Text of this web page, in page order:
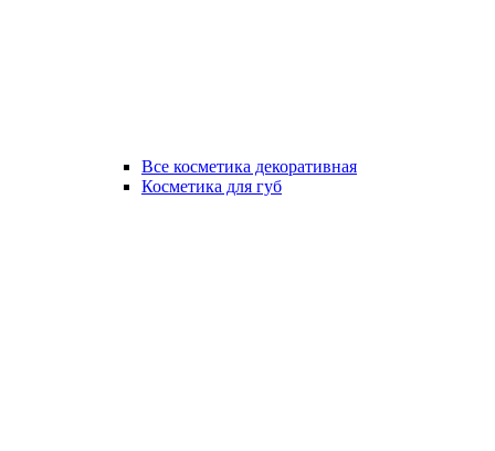
Все косметика декоративная
Косметика для губ